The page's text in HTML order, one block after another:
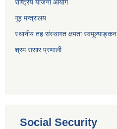
राष्ट्रिय योजना आयोग
गूह मन्त्रालय
स्थानीय तह संस्थागत क्षमता स्वमूल्याङ्कन
श्रम संसार प्रणाली
Social Security